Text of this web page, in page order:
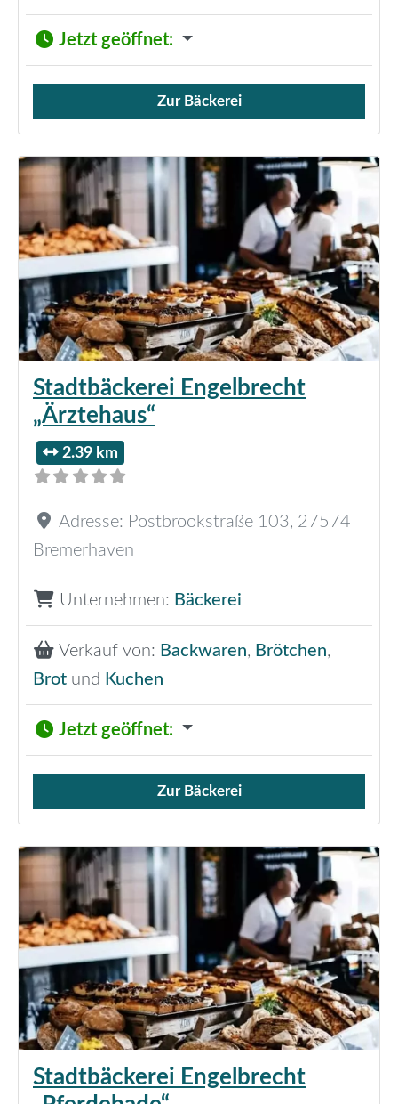
Jetzt geöffnet:
Verkauf von Brötchen,
Zur Bäckerei
Stadtbäckerei Engelbrecht
„Ärztehaus“
2.39 km
Adresse: Postbrookstraße 103, 27574
Bremerhaven
Unternehmen: Bäckerei
Verkauf von: Backwaren, Brötchen,
Brot und Kuchen
Jetzt geöffnet:
Verkauf von Brötchen,
Zur Bäckerei
Stadtbäckerei Engelbrecht